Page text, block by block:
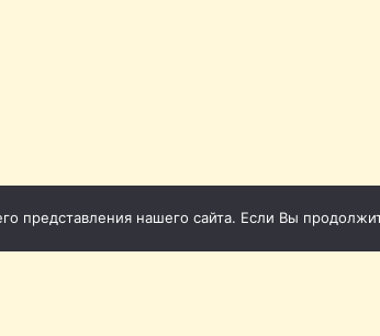
представления нашего сайта. Если Вы